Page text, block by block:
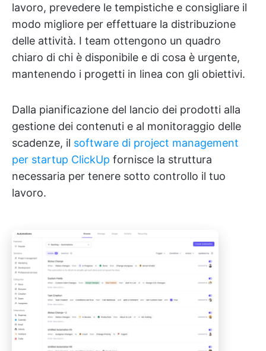
lavoro, prevedere le tempistiche e consigliare il
modo migliore per effettuare la distribuzione
delle attività. I team ottengono un quadro
chiaro di chi è disponibile e di cosa è urgente,
mantenendo i progetti in linea con gli obiettivi.
Dalla pianificazione del lancio dei prodotti alla
gestione dei contenuti e al monitoraggio delle
scadenze, il software di project management
per startup ClickUp fornisce la struttura
necessaria per tenere sotto controllo il tuo
lavoro.